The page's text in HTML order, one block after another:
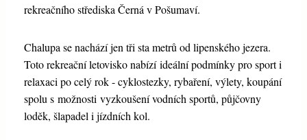
rekreačního střediska Černá v Pošumaví.
Chalupa se nachází jen tři sta metrů od lipenského jezera.
Toto rekreační letovisko nabízí ideální podmínky pro sport i
relaxaci po celý rok - cyklostezky, rybaření, výlety, koupání
spolu s možnosti vyzkoušení vodních sportů, půjčovny
loděk, šlapadel i jízdních kol.